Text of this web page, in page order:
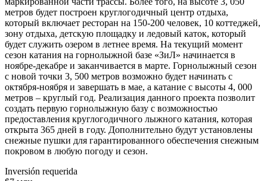
метров будет построен круглогодичный центр отдыха,
который включает ресторан на 150-200 человек, 10 коттеджей,
зону отдыха, детскую площадку и ледовый каток, который
будет служить озером в летнее время. На текущий момент
сезон катания на горнолыжной базе «ЗиЛ» начинается в
ноябре-декабре и заканчивается в марте. Горнолыжный сезон
с новой точки 3, 500 метров возможно будет начинать с
октября-ноября и завершать в мае, а катание с высоты 4, 000
метров – круглый год. Реализация данного проекта позволит
создать первую горнолыжную базу с возможностью
предоставления круглогодичного лыжного катания, которая
открыта 365 дней в году. Дополнительно будут установлены
снежные пушки для гарантированного обеспечения снежным
покровом в любую погоду и сезон.
Inversión requerida